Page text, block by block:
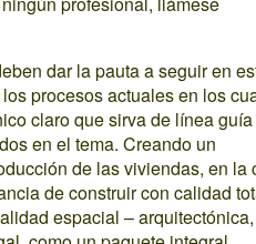
dar la pauta a seguir en
procesos actuales en los
claro que sirva de línea
en el tema. Creando un
de las viviendas, en la
de construir con calidad
espacial – arquitectónica,